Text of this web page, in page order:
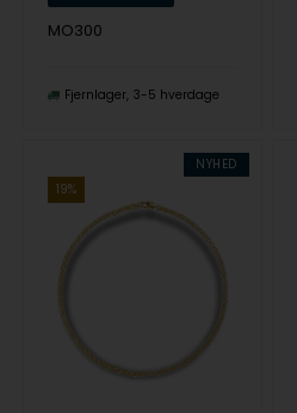
MO300
Fjernlager 3-5 hverdage
NYHED
19%